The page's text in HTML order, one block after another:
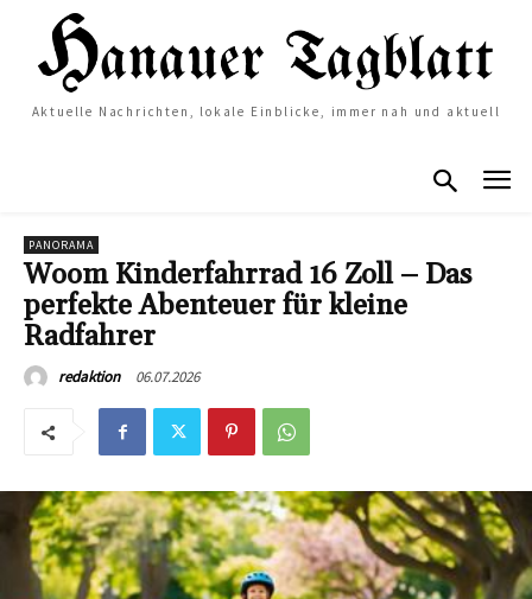
Aktuelle Nachrichten, lokale Einblicke, immer nah und aktuell
PANORAMA
Woom Kinderfahrrad 16 Zoll – Das
perfekte Abenteuer für kleine
Radfahrer
redaktion 06.07.2026